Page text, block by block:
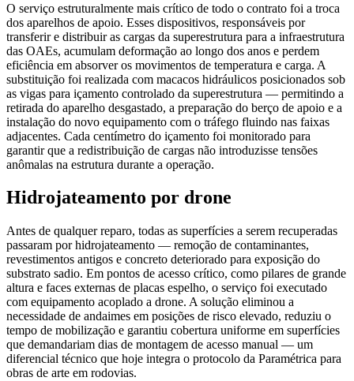
O serviço estruturalmente mais crítico de todo o contrato foi a troca
dos aparelhos de apoio. Esses dispositivos, responsáveis por
transferir e distribuir as cargas da superestrutura para a infraestrutura
das OAEs, acumulam deformação ao longo dos anos e perdem
eficiência em absorver os movimentos de temperatura e carga. A
substituição foi realizada com macacos hidráulicos posicionados sob
as vigas para içamento controlado da superestrutura — permitindo a
retirada do aparelho desgastado, a preparação do berço de apoio e a
instalação do novo equipamento com o tráfego fluindo nas faixas
adjacentes. Cada centímetro do içamento foi monitorado para
garantir que a redistribuição de cargas não introduzisse tensões
anômalas na estrutura durante a operação.
Hidrojateamento por drone
Antes de qualquer reparo, todas as superfícies a serem recuperadas
passaram por hidrojateamento — remoção de contaminantes,
revestimentos antigos e concreto deteriorado para exposição do
substrato sadio. Em pontos de acesso crítico, como pilares de grande
altura e faces externas de placas espelho, o serviço foi executado
com equipamento acoplado a drone. A solução eliminou a
necessidade de andaimes em posições de risco elevado, reduziu o
tempo de mobilização e garantiu cobertura uniforme em superfícies
que demandariam dias de montagem de acesso manual — um
diferencial técnico que hoje integra o protocolo da Paramétrica para
obras de arte em rodovias.